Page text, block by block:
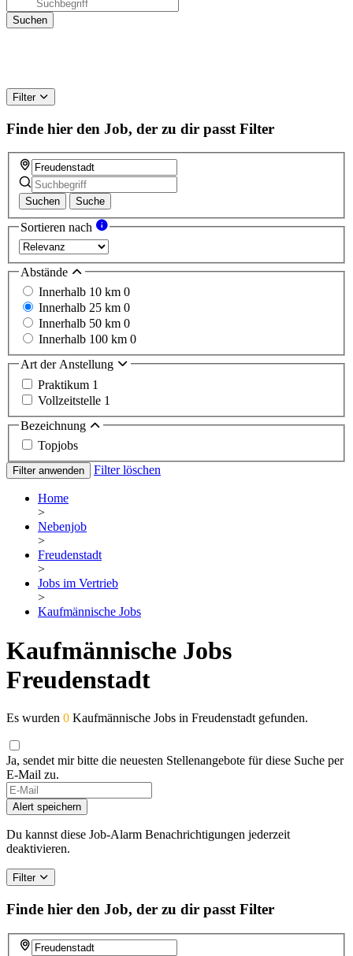
Filter
Finde hier den Job, der zu dir passt Filter
Suchen Suche
Sortieren nach
Abstände
Innerhalb 10 km 0
Innerhalb 25 km 0
Innerhalb 50 km 0
Innerhalb 100 km 0
Art der Anstellung
Praktikum 1
Vollzeitstelle 1
Bezeichnung
Topjobs
Filter anwenden Filter löschen
Home
>
Nebenjob
>
Freudenstadt
>
Jobs im Vertrieb
>
Kaufmännische Jobs
Kaufmännische Jobs
Freudenstadt
Es wurden 0 Kaufmännische Jobs in Freudenstadt gefunden.
Ja, sendet mir bitte die neuesten Stellenangebote für diese Suche per
E-Mail zu.
Alert speichern
Du kannst diese Job-Alarm Benachrichtigungen jederzeit
deaktivieren.
Filter
Finde hier den Job, der zu dir passt Filter